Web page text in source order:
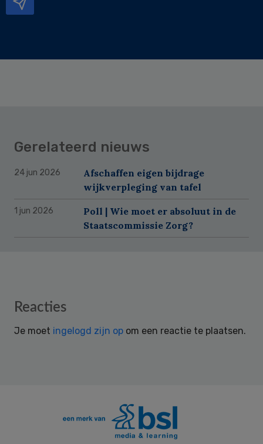
Gerelateerd nieuws
24 jun 2026
Afschaffen eigen bijdrage
wijkverpleging van tafel
1 jun 2026
Poll | Wie moet er absoluut in de
Staatscommissie Zorg?
Reader
Reacties
Je moet ingelogd zijn op om een reactie te plaatsen.